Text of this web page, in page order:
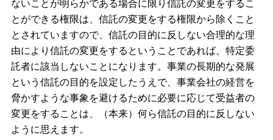
ないことが明らかである場合に限り信託の変更をするこ
とができる権限は、信託の変更をする権限から除くこと
とされていますので、信託の目的に反しない合理的な理
由により信託の変更をするということであれば、特定委
託者に該当しないことになります。事業の⾧期的な発展
という信託の目的を設定したうえで、事業会社の経営を
脅かすような事象を避けるために必要に応じて受益者の
変更をすることは、（本来）何ら信託の目的に反しない
ように思えます。